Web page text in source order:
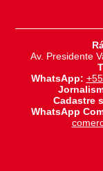
Av. Presidente
WhatsApp:
Cadastre
WhatsApp